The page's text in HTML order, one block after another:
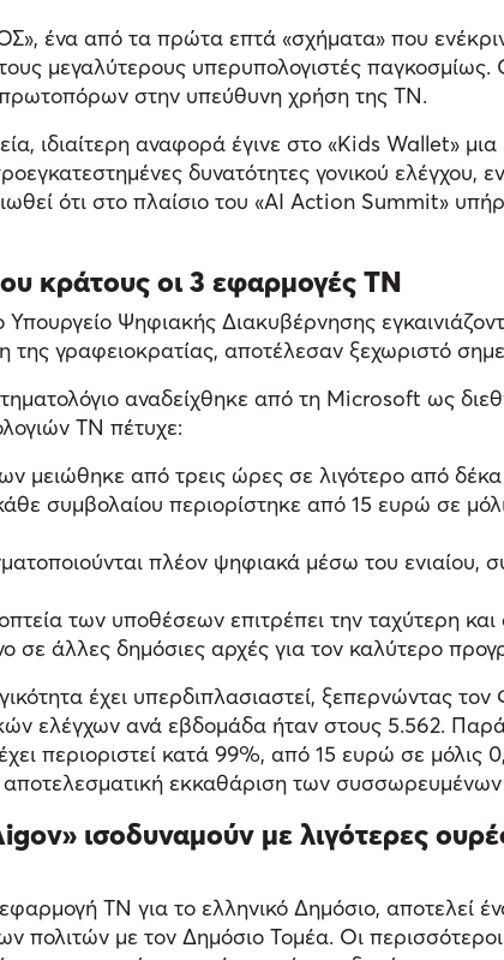
ένα από τα πρώτα επτά «σχήματα» που
μεγαλύτερους υπερυπολογιστές
πρωτοπόρων στην υπεύθυνη χρήση της ΤΝ.
ιδιαίτερη αναφορά έγινε στο «Kids Wallet»
δυνατότητες γονικού
ότι στο πλαίσιο του «AI Action Summit»
κράτους οι 3 εφαρμογές ΤΝ
Ψηφιακής Διακυβέρνησης
της γραφειοκρατίας, αποτέλεσαν ξεχωριστό
αναδείχθηκε από τη Microsoft ως
ΤΝ πέτυχε:
μειώθηκε από τρεις ώρες σε λιγότερο από
συμβολαίου περιορίστηκε από 15 ευρώ σε
πλέον ψηφιακά μέσω του ενιαίου,
των υποθέσεων επιτρέπει την ταχύτερη
άλλες δημόσιες αρχές για τον καλύτερο
έχει υπερδιπλασιαστεί, ξεπερνώντας
ελέγχων ανά εβδομάδα ήταν στους 5.562.
περιοριστεί κατά 99%, από 15 ευρώ σε μόλις
αποτελεσματική εκκαθάριση των
ισοδυναμούν με λιγότερες
ΤΝ για το ελληνικό Δημόσιο, αποτελεί
πολιτών με τον Δημόσιο Τομέα. Οι περισσότεροι